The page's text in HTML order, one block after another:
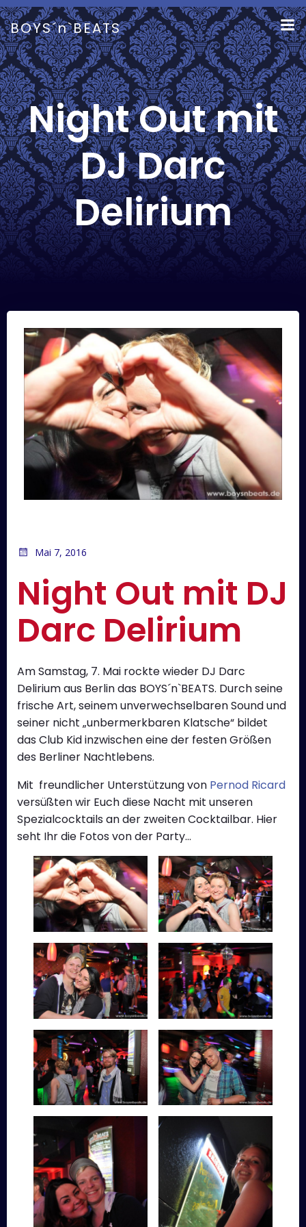
Zum
Inhalt
springen
BOYS´n`BEATS
Night Out mit
DJ Darc
Delirium
Mai 7, 2016
Night Out mit DJ
Darc Delirium
Am Samstag, 7. Mai rockte wieder DJ Darc
Delirium aus Berlin das BOYS´n`BEATS. Durch seine
frische Art, seinem unverwechselbaren Sound und
seiner nicht „unbermerkbaren Klatsche“ bildet
das Club Kid inzwischen eine der festen Größen
des Berliner Nachtlebens.
Mit freundlicher Unterstützung von Pernod Ricard
versüßten wir Euch diese Nacht mit unseren
Spezialcocktails an der zweiten Cocktailbar. Hier
seht Ihr die Fotos von der Party…